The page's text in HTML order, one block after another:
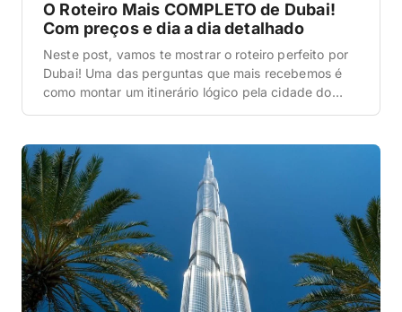
O Roteiro Mais COMPLETO de Dubai!
Com preços e dia a dia detalhado
Neste post, vamos te mostrar o roteiro perfeito por
Dubai! Uma das perguntas que mais recebemos é
como montar um itinerário lógico pela cidade do
mundo. Para ver o básico do básico, apenas o Burj
Khalifa, o shopping […]